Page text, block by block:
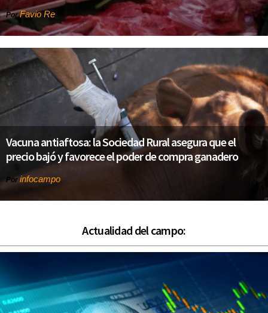
PorFavio Re
Vacuna antiaftosa: la Sociedad Rural asegura que el
precio bajó y favorece el poder de compra ganadero
Por infocampo
Actualidad del campo: